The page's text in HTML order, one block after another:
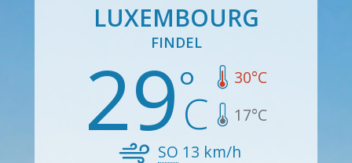
LUXEMBOURG
FINDEL
29 30°C
17°C
SO 13 km/h